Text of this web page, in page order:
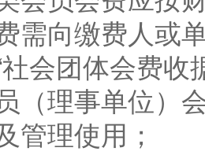
需向缴费人或
会团体会费收
（理事单位）
管理使用；